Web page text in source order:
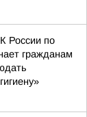
России по
гражданам